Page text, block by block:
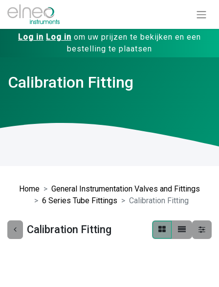
Log in Log in om uw prijzen te bekijken en een
bestelling te plaatsen
Calibration Fitting
Home
General Instrumentation Valves and Fittings
6 Series Tube Fittings
Calibration Fitting
Calibration Fitting